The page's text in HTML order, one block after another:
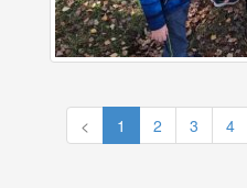
< 1 2 3 4